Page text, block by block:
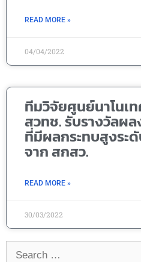
READ MORE »
04/04/2022
ทีมวิจัยศูนย์นาโนเ
สวทช. รับรางวัลผ
ที่มีผลกระทบสูงระ
จาก สกสว.
READ MORE »
30/03/2022